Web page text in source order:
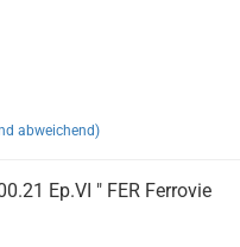
abweichend)
Ep.VI " FER Ferrovie